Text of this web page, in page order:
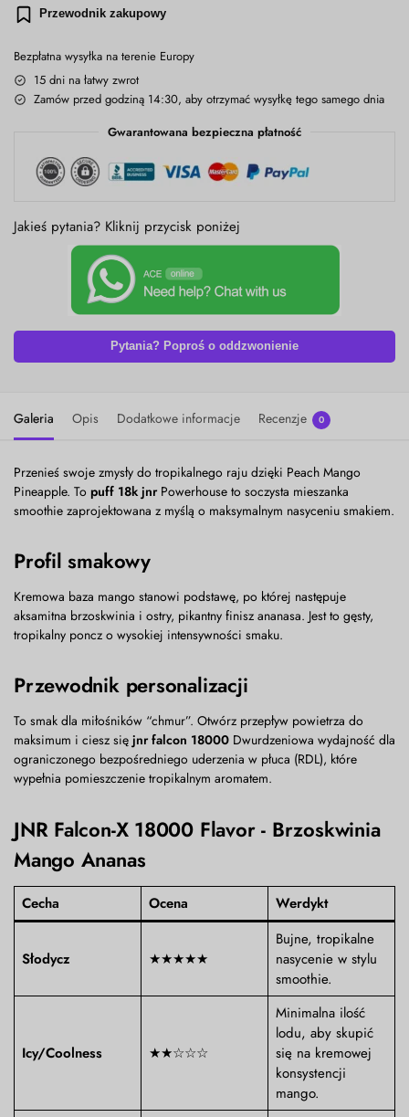
Przewodnik zakupowy
Bezpłatna wysyłka na terenie Europy
15 dni na łatwy zwrot
Zamów przed godziną 14:30, aby otrzymać wysyłkę tego samego dnia
Gwarantowana bezpieczna płatność
Jakieś pytania? Kliknij przycisk poniżej
Pytania? Poproś o oddzwonienie
Galeria Opis Dodatkowe informacje Recenzje 0
Przenieś swoje zmysły do tropikalnego raju dzięki Peach Mango
Pineapple. To puff 18k jnr Powerhouse to soczysta mieszanka
smoothie zaprojektowana z myślą o maksymalnym nasyceniu smakiem.
Profil smakowy
Kremowa baza mango stanowi podstawę, po której następuje
aksamitna brzoskwinia i ostry, pikantny finisz ananasa. Jest to gęsty,
tropikalny poncz o wysokiej intensywności smaku.
Przewodnik personalizacji
To smak dla miłośników “chmur”. Otwórz przepływ powietrza do
maksimum i ciesz się jnr falcon 18000 Dwurdzeniowa wydajność dla
ograniczonego bezpośredniego uderzenia w płuca (RDL), które
wypełnia pomieszczenie tropikalnym aromatem.
JNR Falcon-X 18000 Flavor - Brzoskwinia
Mango Ananas
Cecha Ocena Werdykt
Słodycz ★★★★★
Bujne, tropikalne
nasycenie w stylu
smoothie.
Icy/Coolness ★★☆☆☆
Minimalna ilość
lodu, aby skupić
się na kremowej
konsystencji
mango.